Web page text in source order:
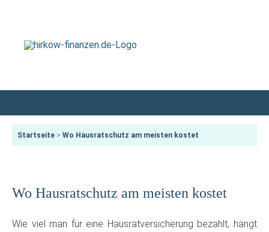
Startseite > Wo Hausratschutz am meisten kostet
Wo Hausratschutz am meisten kostet
Wie viel man für eine Hausratversicherung bezahlt, hängt